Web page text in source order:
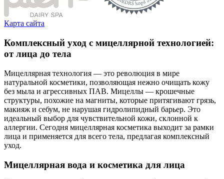
Карта сайта
Комплексный уход с мицеллярной технологией:
от лица до тела
Мицеллярная технология — это революция в мире
натуральной косметики, позволяющая нежно очищать кожу
без мыла и агрессивных ПАВ. Мицеллы — крошечные
структуры, похожие на магниты, которые притягивают грязь,
макияж и себум, не нарушая гидролипидный барьер. Это
идеальный выбор для чувствительной кожи, склонной к
аллергии. Сегодня мицеллярная косметика выходит за рамки
лица и применяется для всего тела, предлагая комплексный
уход.
Мицеллярная вода и косметика для лица